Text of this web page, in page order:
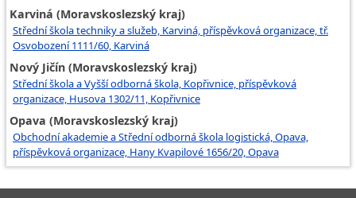
Karviná (Moravskoslezský kraj)
Střední škola techniky a služeb, Karviná, příspěvková organizace, tř.
Osvobození 1111/60, Karviná
Nový Jičín (Moravskoslezský kraj)
Střední škola a Vyšší odborná škola, Kopřivnice, příspěvková
organizace, Husova 1302/11, Kopřivnice
Opava (Moravskoslezský kraj)
Obchodní akademie a Střední odborná škola logistická, Opava,
příspěvková organizace, Hany Kvapilové 1656/20, Opava